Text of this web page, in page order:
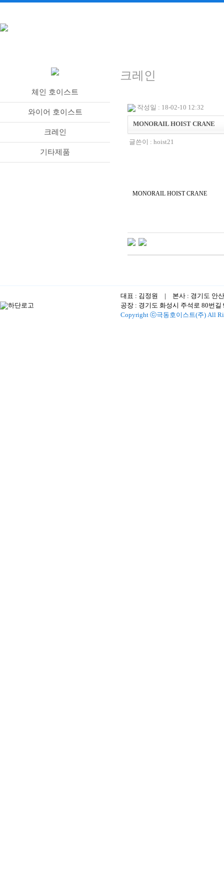
체인 호이스트
와이어 호이스트
크레인
기타제품
크레인
작성일 : 18-02-10 12:32
MONORAIL HOIST CRANE
글쓴이 : hoist21
MONORAIL HOIST CRANE
대표 : 김정원 | 본사 : 경기도 안산
공장 : 경기도 화성시 주석로 80
Copyright ⓒ극동호이스트(주) All